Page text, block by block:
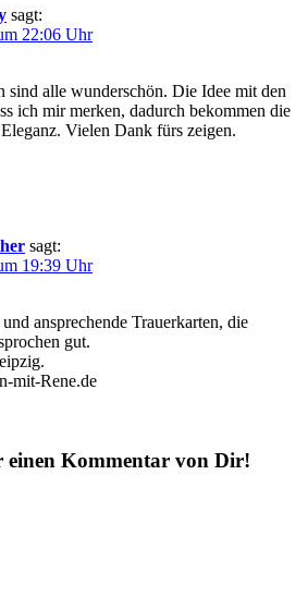
sagt:
22:06 Uhr
sind alle wunderschön. Die Idee mit den
ich mir merken, dadurch bekommen die
Vielen Dank fürs zeigen.
sagt:
19:39 Uhr
ansprechende Trauerkarten, die
gut.
mit-Rene.de
einen Kommentar von Dir!